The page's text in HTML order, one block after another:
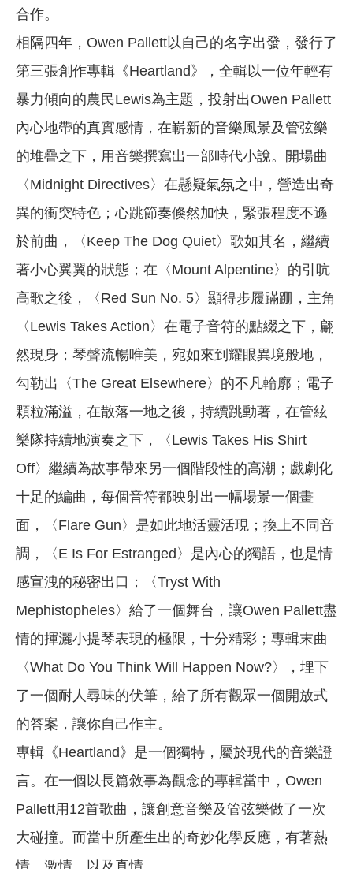
合作。
相隔四年，Owen Pallett以自己的名字出發，發行了
第三張創作專輯《Heartland》，全輯以一位年輕有
暴力傾向的農民Lewis為主題，投射出Owen Pallett
內心地帶的真實感情，在嶄新的音樂風景及管弦樂
的堆疊之下，用音樂撰寫出一部時代小說。開場曲
〈Midnight Directives〉在懸疑氣氛之中，營造出奇
異的衝突特色；心跳節奏倏然加快，緊張程度不遜
於前曲，〈Keep The Dog Quiet〉歌如其名，繼續
著小心翼翼的狀態；在〈Mount Alpentine〉的引吭
高歌之後，〈Red Sun No. 5〉顯得步履蹣跚，主角
〈Lewis Takes Action〉在電子音符的點綴之下，翩
然現身；琴聲流暢唯美，宛如來到耀眼異境般地，
勾勒出〈The Great Elsewhere〉的不凡輪廓；電子
顆粒滿溢，在散落一地之後，持續跳動著，在管絃
樂隊持續地演奏之下，〈Lewis Takes His Shirt
Off〉繼續為故事帶來另一個階段性的高潮；戲劇化
十足的編曲，每個音符都映射出一幅場景一個畫
面，〈Flare Gun〉是如此地活靈活現；換上不同音
調，〈E Is For Estranged〉是內心的獨語，也是情
感宣洩的秘密出口；〈Tryst With
Mephistopheles〉給了一個舞台，讓Owen Pallett盡
情的揮灑小提琴表現的極限，十分精彩；專輯末曲
〈What Do You Think Will Happen Now?〉，埋下
了一個耐人尋味的伏筆，給了所有觀眾一個開放式
的答案，讓你自己作主。
專輯《Heartland》是一個獨特，屬於現代的音樂證
言。在一個以長篇敘事為觀念的專輯當中，Owen
Pallett用12首歌曲，讓創意音樂及管弦樂做了一次
大碰撞。而當中所產生出的奇妙化學反應，有著熱